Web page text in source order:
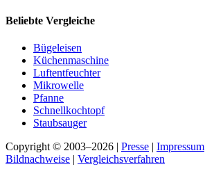
Beliebte Vergleiche
Bügeleisen
Küchenmaschine
Luftentfeuchter
Mikrowelle
Pfanne
Schnellkochtopf
Staubsauger
Copyright © 2003–2026 | Presse | Impressum
Bildnachweise | Vergleichsverfahren